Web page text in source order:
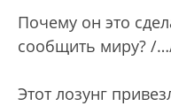
Почему он это
сообщить миру? /
Этот лозунг